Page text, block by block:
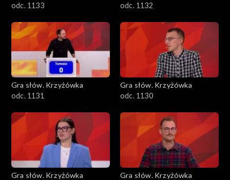
odc. 1133
odc. 1132
Gra słów. Krzyżówka
odc. 1131
Gra słów. Krzyżówka
odc. 1130
Gra słów. Krzyżówka
Gra słów. Krzyżówka